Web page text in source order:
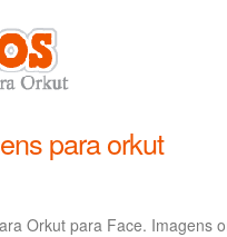
para orkut
Orkut para Face. Imagens